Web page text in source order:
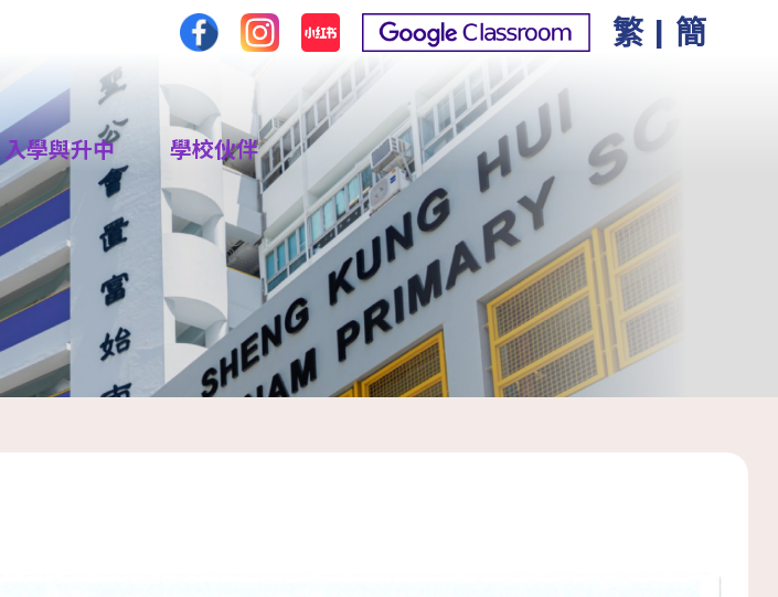
繁 | 簡
入學與升中 學校伙伴